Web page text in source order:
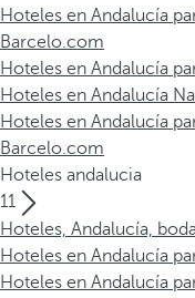
Hoteles en Andalucía
Barcelo.com
Hoteles en Andalucía
Hoteles en Andalucía
Hoteles en Andalucía
Barcelo.com
Hoteles andalucia
11
Hoteles, Andalucía,
Hoteles en Andalucía
Hoteles en Andalucía